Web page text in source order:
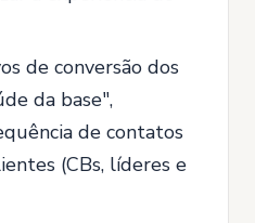
de conversão dos
da base",
de contatos
(CBs, líderes e